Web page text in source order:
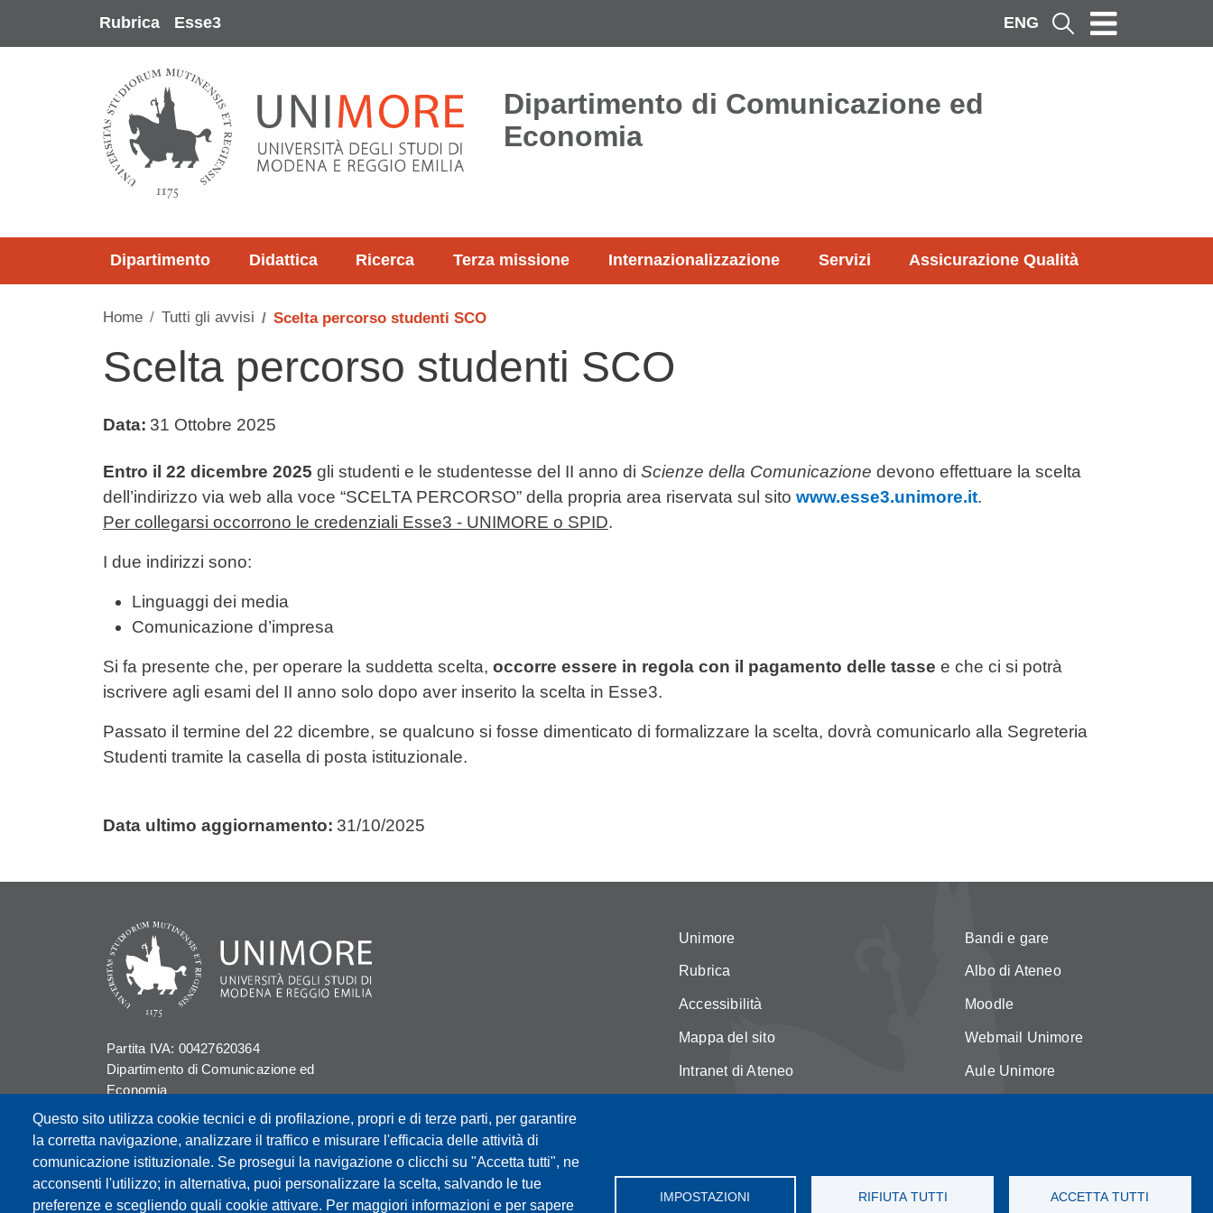
Rubrica Esse3 ENG Cerca
Dipartimento di Comunicazione ed
Economia
Dipartimento Didattica Ricerca Terza missione Internazionalizzazione Servizi Assicurazione Qualità
Home Tutti gli avvisi Scelta percorso studenti SCO
Scelta percorso studenti SCO
Data: 31 Ottobre 2025
Testo avviso
Entro il 22 dicembre 2025 gli studenti e le studentesse del II anno di Scienze della Comunicazione devono effettuare la scelta
dell’indirizzo via web alla voce “SCELTA PERCORSO” della propria area riservata sul sito www.esse3.unimore.it.
Per collegarsi occorrono le credenziali Esse3 - UNIMORE o SPID.
I due indirizzi sono:
Linguaggi dei media
Comunicazione d’impresa
Si fa presente che, per operare la suddetta scelta, occorre essere in regola con il pagamento delle tasse e che ci si potrà
iscrivere agli esami del II anno solo dopo aver inserito la scelta in Esse3.
Passato il termine del 22 dicembre, se qualcuno si fosse dimenticato di formalizzare la scelta, dovrà comunicarlo alla Segreteria
Studenti tramite la casella di posta istituzionale.
Data ultimo aggiornamento: 31/10/2025
Questo sito utilizza cookie tecnici e di profilazione, propri e di terze parti, per garantire
la corretta navigazione, analizzare il traffico e misurare l'efficacia delle attività di
comunicazione istituzionale. Se prosegui la navigazione o clicchi su "Accetta tutti", ne
acconsenti l'utilizzo; in alternativa, puoi personalizzare la scelta, salvando le tue
preferenze e scegliendo quali cookie attivare. Per maggiori informazioni e per sapere
IMPOSTAZIONI RIFIUTA TUTTI ACCETTA TUTTI
Partita IVA: 00427620364
Dipartimento di Comunicazione ed
Economia
Sede: Viale A. Allegri 9 - 42121 Reggio
Emilia
PEC: dce@pec.unimore.it
Telefono: 0522 523000
Unimore
Rubrica
Accessibilità
Mappa del sito
Intranet di Ateneo
Bandi e gare
Albo di Ateneo
Moodle
Webmail Unimore
Aule Unimore